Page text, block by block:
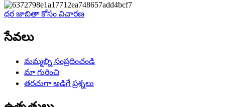
ధర జాబితా కోసం విచారణ
సేవలు
మమ్మల్ని సంప్రదించండి
మా గురించి
తరచుగా అడిగే ప్రశ్నలు